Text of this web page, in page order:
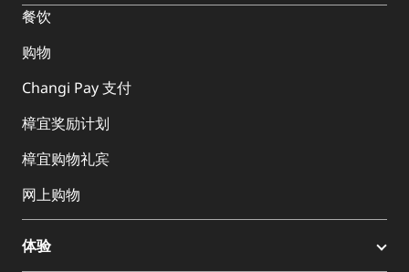
餐饮
购物
Changi Pay 支付
樟宜奖励计划
樟宜购物礼宾
网上购物
体验